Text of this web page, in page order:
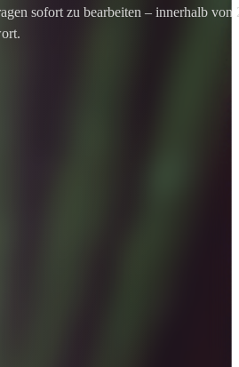
sofort zu bearbeiten – innerhalb von